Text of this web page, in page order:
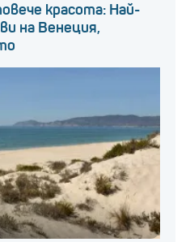
красота: Най-
на Венеция,